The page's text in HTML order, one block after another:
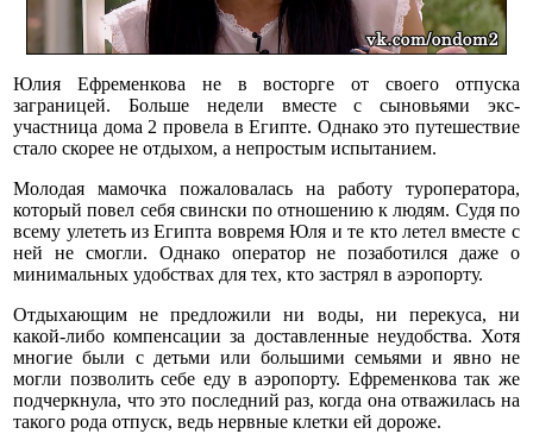
Юлия Ефременкова не в восторге от своего отпуска
заграницей. Больше недели вместе с сыновьями экс-
участница дома 2 провела в Египте. Однако это путешествие
стало скорее не отдыхом, а непростым испытанием.
Молодая мамочка пожаловалась на работу туроператора,
который повел себя свински по отношению к людям. Судя по
всему улететь из Египта вовремя Юля и те кто летел вместе с
ней не смогли. Однако оператор не позаботился даже о
минимальных удобствах для тех, кто застрял в аэропорту.
Отдыхающим не предложили ни воды, ни перекуса, ни
какой-либо компенсации за доставленные неудобства. Хотя
многие были с детьми или большими семьями и явно не
могли позволить себе еду в аэропорту. Ефременкова так же
подчеркнула, что это последний раз, когда она отважилась на
такого рода отпуск, ведь нервные клетки ей дороже.